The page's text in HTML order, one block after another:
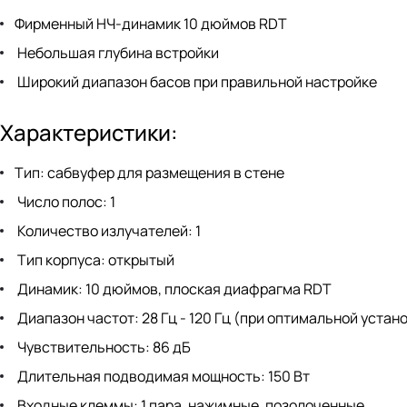
Фирменный НЧ-динамик 10 дюймов RDT
Небольшая глубина встройки
Широкий диапазон басов при правильной настройке
Характеристики:
Тип: сабвуфер для размещения в стене
Число полос: 1
Количество излучателей: 1
Тип корпуса: открытый
Динамик: 10 дюймов, плоская диафрагма RDT
Диапазон частот: 28 Гц - 120 Гц (при оптимальной
Чувствительность: 86 дБ
Длительная подводимая мощность: 150 Вт